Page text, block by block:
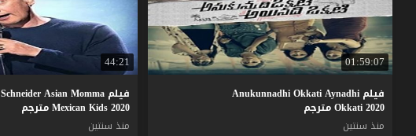
01:59:07
فيلم Anukunnadhi Okkati Aynadhi
Okkati 2020 مترجم
منذ سنتين
44:21
فيلم Rob Schneider Asian Momma
Mexican Kids 2020 مترجم
منذ سنتين